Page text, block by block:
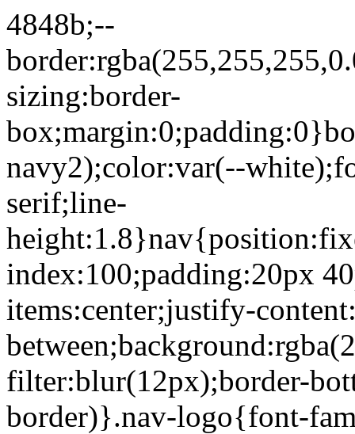
4848b;--
sizing:border-
navy2);color:var(--
serif;line-
index:100;padding:20px
items:center;justify-
filter:blur(12px);border-
border)}.nav-logo{font-